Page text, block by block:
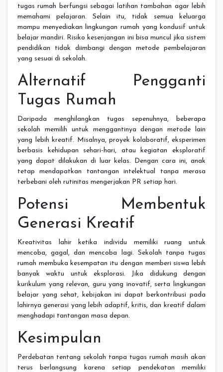
tugas rumah berfungsi sebagai latihan tambahan agar lebih
memahami pelajaran. Selain itu, tidak semua keluarga
mampu menyediakan lingkungan rumah yang kondusif untuk
belajar mandiri. Risiko kesenjangan ini bisa muncul jika sistem
pendidikan tidak diimbangi dengan metode pembelajaran
yang sesuai di sekolah.
Alternatif Pengganti
Tugas Rumah
Daripada menghilangkan tugas sepenuhnya, beberapa
sekolah memilih untuk menggantinya dengan metode lain
yang lebih kreatif. Misalnya, proyek kolaboratif, eksperimen
berbasis kehidupan sehari-hari, atau kegiatan eksploratif
yang dapat dilakukan di luar kelas. Dengan cara ini, anak
tetap mendapatkan tantangan intelektual tanpa merasa
terbebani oleh rutinitas mengerjakan PR setiap hari.
Potensi Membentuk
Generasi Kreatif
Kreativitas lahir ketika individu memiliki ruang untuk
mencoba, gagal, dan mencoba lagi. Sekolah tanpa tugas
rumah membuka kesempatan itu dengan memberi siswa lebih
banyak waktu untuk eksplorasi. Jika didukung dengan
kurikulum yang relevan, guru yang inovatif, serta lingkungan
belajar yang sehat, kebijakan ini dapat berkontribusi pada
lahirnya generasi yang lebih adaptif, kritis, dan kreatif dalam
menghadapi tantangan masa depan.
Kesimpulan
Perdebatan tentang sekolah tanpa tugas rumah masih akan
terus berlangsung karena setiap pendekatan memiliki